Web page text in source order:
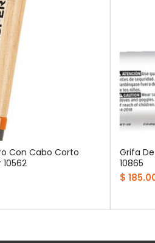
Con Cabo Corto
Grifa
10865
$